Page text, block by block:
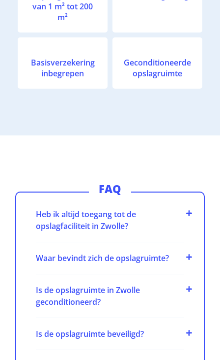
van 1 m² tot 200
m²
Basisverzekering
inbegrepen
Geconditioneerde
opslagruimte
FAQ
Heb ik altijd toegang tot de
opslagfaciliteit in Zwolle?
Waar bevindt zich de opslagruimte?
Is de opslagruimte in Zwolle
geconditioneerd?
Is de opslagruimte beveiligd?